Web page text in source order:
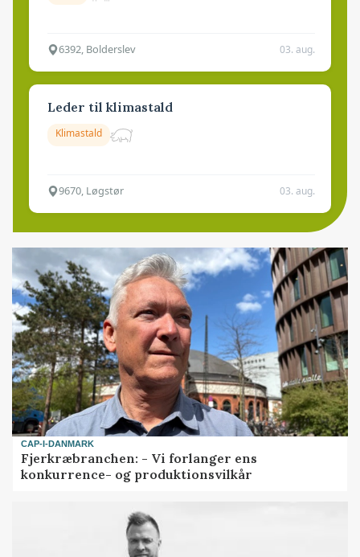
6392, Bolderslev 03. aug.
Leder til klimastald
Klimastald
9670, Løgstør 03. aug.
CAP-I-DANMARK
Fjerkræbranchen: - Vi forlanger ens
konkurrence- og produktionsvilkår